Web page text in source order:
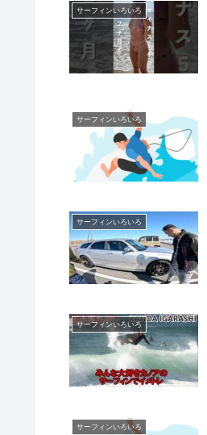
サーフィンいろいろ
サーフィンいろいろ
サーフィンいろいろ
サーフィンいろいろ
サーフィンいろいろ